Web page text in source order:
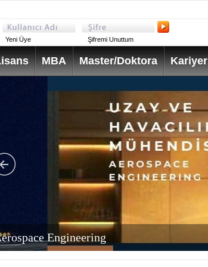
Yeni Üye Şifremi Unuttum
MBA Master/Doktora Kariyer
Engineering